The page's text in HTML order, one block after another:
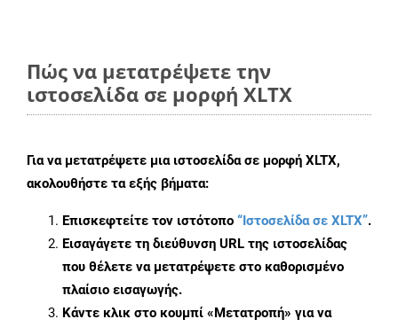
Πώς να μετατρέψετε την
ιστοσελίδα σε μορφή XLTX
Για να μετατρέψετε μια ιστοσελίδα σε μορφή XLTX,
ακολουθήστε τα εξής βήματα:
Επισκεφτείτε τον ιστότοπο “Ιστοσελίδα σε XLTX”.
Εισαγάγετε τη διεύθυνση URL της ιστοσελίδας
που θέλετε να μετατρέψετε στο καθορισμένο
πλαίσιο εισαγωγής.
Κάντε κλικ στο κουμπί «Μετατροπή» για να